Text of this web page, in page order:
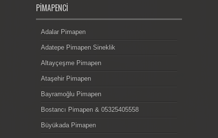
PIMAPENCI
Adalar Pimapen
Adatepe Pimapen Sineklik
Altayçeşme Pimapen
Ataşehir Pimapen
Bayramoğlu Pimapen
Bostancı Pimapen & 05325405558
Büyükada Pimapen